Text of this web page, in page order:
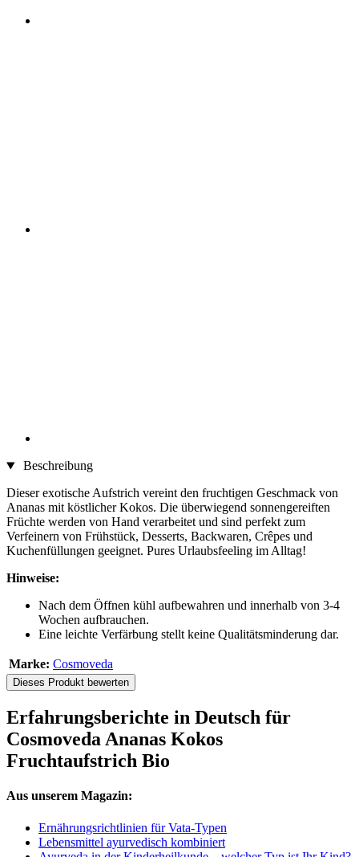
Beschreibung
Dieser exotische Aufstrich vereint den fruchtigen Geschmack von
Ananas mit köstlicher Kokos. Die überwiegend sonnengereiften
Früchte werden von Hand verarbeitet und sind perfekt zum
Verfeinern von Frühstück, Desserts, Backwaren, Crêpes und
Kuchenfüllungen geeignet. Pures Urlaubsfeeling im Alltag!
Hinweise:
Nach dem Öffnen kühl aufbewahren und innerhalb von 3-4
Wochen aufbrauchen.
Eine leichte Verfärbung stellt keine Qualitätsminderung dar.
Marke: Cosmoveda
Dieses Produkt bewerten
Erfahrungsberichte in Deutsch für
Cosmoveda Ananas Kokos
Fruchtaufstrich Bio
Aus unserem Magazin:
Ernährungsrichtlinien für Vata-Typen
Lebensmittel ayurvedisch kombiniert